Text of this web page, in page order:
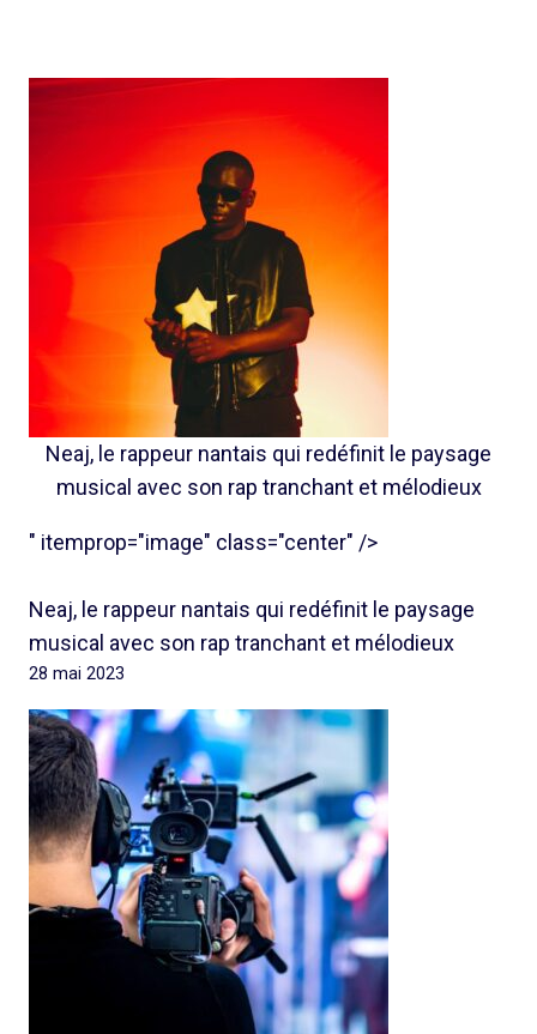
Neaj, le rappeur nantais qui redéfinit le paysage
musical avec son rap tranchant et mélodieux
" itemprop="image" class="center" />
Neaj, le rappeur nantais qui redéfinit le paysage
musical avec son rap tranchant et mélodieux
28 mai 2023